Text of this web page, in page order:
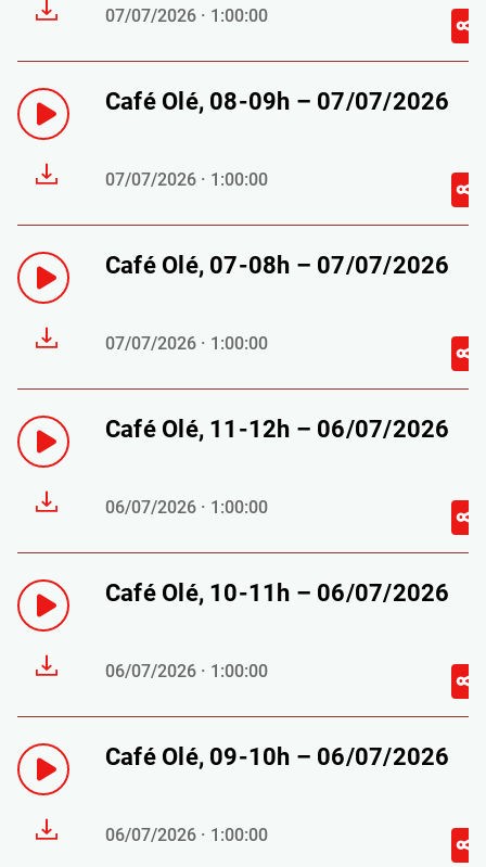
07/07/2026 · 1:00:00
Café Olé, 08-09h – 07/07/2026
07/07/2026 · 1:00:00
Café Olé, 07-08h – 07/07/2026
07/07/2026 · 1:00:00
Café Olé, 11-12h – 06/07/2026
06/07/2026 · 1:00:00
Café Olé, 10-11h – 06/07/2026
06/07/2026 · 1:00:00
Café Olé, 09-10h – 06/07/2026
06/07/2026 · 1:00:00